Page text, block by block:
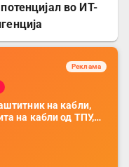
во ИТ-
Реклама
на кабли,
на кабли од ТПУ,
на кабли, без
телефони, комплет